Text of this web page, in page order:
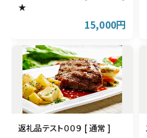
★
15,000円
返礼品テスト００９ [ 通常 ]